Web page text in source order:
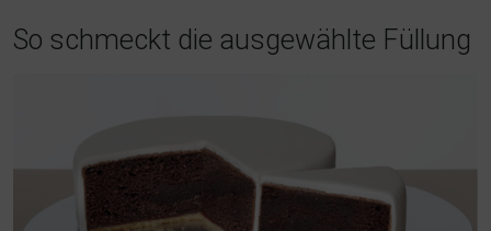
So schmeckt die ausgewählte Füllung